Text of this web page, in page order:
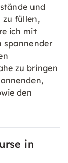
und
zu füllen,
ich mit
spannender
zu bringen
den
in